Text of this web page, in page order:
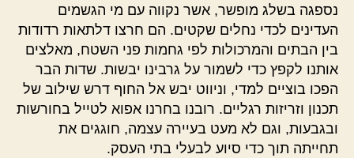
נספגה בשלג מופשר, אשר נקווה עם מי הגשמים
העדינים לכדי נחלים שקטים. הם חרצו דלתאות רדודות
בין הבתים והמרכולות לפי גחמות פני השטח, מאלצים
אותנו לקפץ כדי לשמור על גרבינו יבשות. שדות הבר
הפכו בוציים למדי, וניווט יבש אל החוף דרש שילוב של
תכנון וזריזות רגליים. רובנו בחרנו אפוא לטייל בחורשות
ובגבעות, וגם לא מעט בעיירה עצמה, חוגגים את
תחייתה תוך כדי סיוע לבעלי בתי העסק.